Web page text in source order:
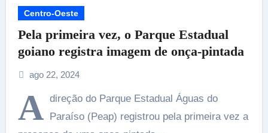
Centro-Oeste
Pela primeira vez, o Parque Estadual
goiano registra imagem de onça-pintada
ago 22, 2024
A direção do Parque Estadual Águas do
Paraíso (Peap) registrou pela primeira vez a